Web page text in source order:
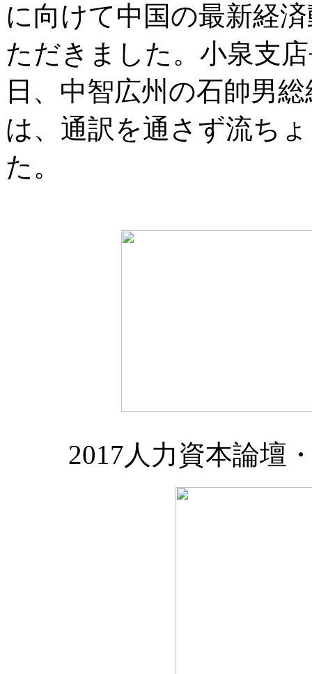
に向けて中国の最新経
ただきました。小泉支
日、中智広州の石帥男
は、通訳を通さず流ち
た。
2017人力資本論壇